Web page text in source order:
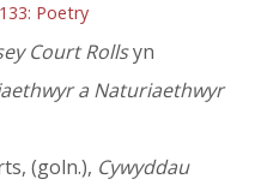
Poetry
Court Rollsyn
a Naturiaethwyr
(goln.), Cywyddau